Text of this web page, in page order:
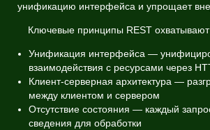
унификацию интерфейса и упрощает
Ключевые принципы REST
Унификация интерфейса —
взаимодействия с ресурсами через
Клиент-серверная архитектура —
между клиентом и сервером
Отсутствие состояния — каждый
сведения для обработки